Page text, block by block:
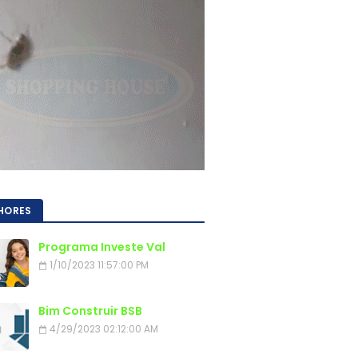
Programa Investe Val
1/10/2023 11:57:00 PM
Bim Construir BSB
4/29/2023 02:12:00 AM